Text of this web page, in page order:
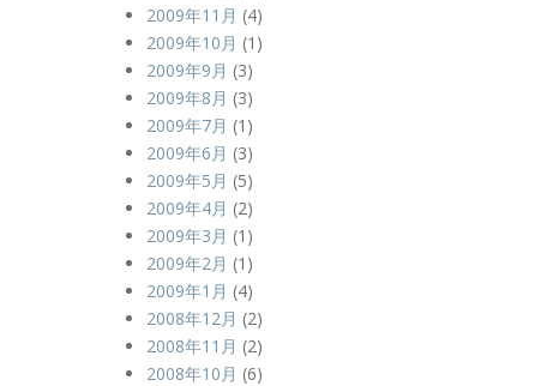
2009年11月 (4)
2009年10月 (1)
2009年9月 (3)
2009年8月 (3)
2009年7月 (1)
2009年6月 (3)
2009年5月 (5)
2009年4月 (2)
2009年3月 (1)
2009年2月 (1)
2009年1月 (4)
2008年12月 (2)
2008年11月 (2)
2008年10月 (6)